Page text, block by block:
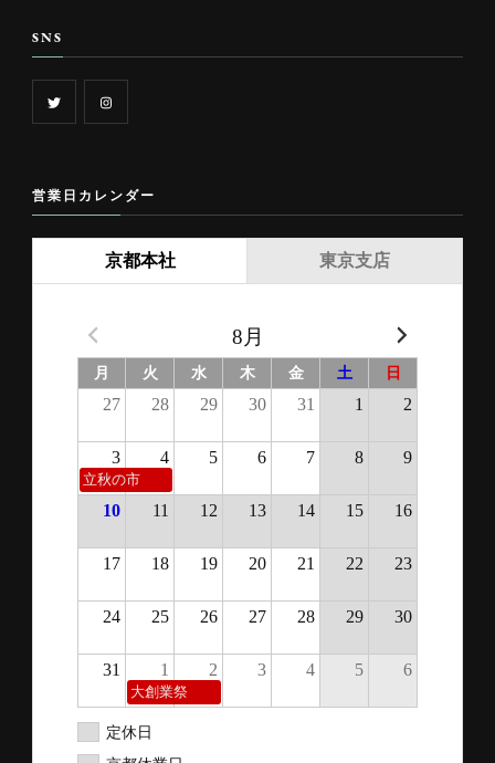
SNS
営業日カレンダー
京都本社
8月
月 火 水 木 金 土 日
27 28 29 30 31 1 2
3 4 5 6 7 8 9
立秋の市
10 11 12 13 14 15 16
17 18 19 20 21 22 23
24 25 26 27 28 29 30
31 1 2 3 4 5 6
大創業祭
定休日
東京支店